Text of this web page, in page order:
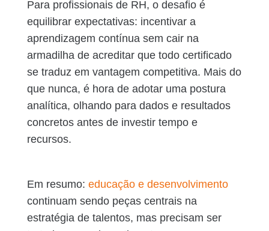
Para profissionais de RH, o desafio é
equilibrar expectativas: incentivar a
aprendizagem contínua sem cair na
armadilha de acreditar que todo certificado
se traduz em vantagem competitiva. Mais do
que nunca, é hora de adotar uma postura
analítica, olhando para dados e resultados
concretos antes de investir tempo e
recursos.
Em resumo: educação e desenvolvimento
continuam sendo peças centrais na
estratégia de talentos, mas precisam ser